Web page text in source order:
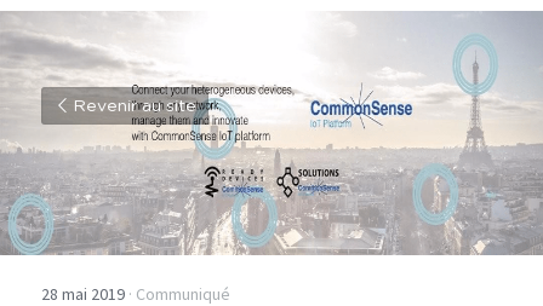
Revenir au site
28 mai 2019 · Communiqué